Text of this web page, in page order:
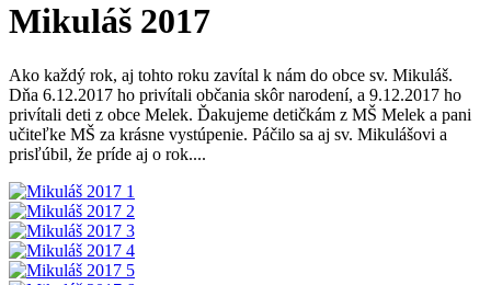
Mikuláš 2017
Ako každý rok, aj tohto roku zavítal k nám do obce sv. Mikuláš.
Dňa 6.12.2017 ho privítali občania skôr narodení, a 9.12.2017 ho
privítali deti z obce Melek. Ďakujeme detičkám z MŠ Melek a pani
učiteľke MŠ za krásne vystúpenie. Páčilo sa aj sv. Mikulášovi a
prisľúbil, že príde aj o rok....